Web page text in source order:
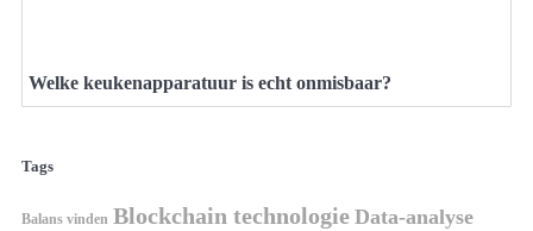
Welke keukenapparatuur is echt onmisbaar?
Tags
Balans vinden Blockchain technologie Data-analyse